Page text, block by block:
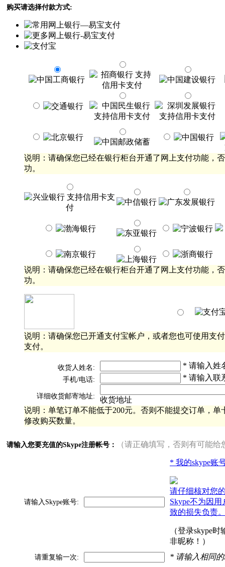
购买请选择付款方式:
说明：请确保您已经在银行柜台开通了网上支付功能，
功。
说明：请确保您已经在银行柜台开通了网上支付功能，
功。
说明：请确保您已开通支付宝帐户，或者您也可使用支
支付。
收货人姓名: * 请输入姓
手机/电话: * 请输入联
详细收货邮寄地址:
收货地址
说明：单笔订单不能低于200元。否则不能提交订单，单
修改购买数量。
请输入您要充值的Skype注册帐号： （请正确填写，否则有可能给
请输入Skype账号:
* 我的skype账
请仔细核对您
Skype不为因
致的损失负责
（登录skype
非昵称！）
请重复输一次: * 请输入相同的